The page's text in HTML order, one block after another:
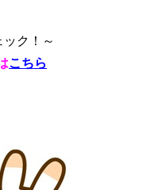
ク！～
こちら